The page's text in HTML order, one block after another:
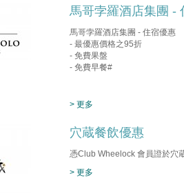
馬哥孛羅酒店集團 -
馬哥孛羅酒店集團 - 住宿優惠
- 最優惠價格之95折
- 免費果盤
- 免費早餐#
> 更多
穴蔵餐飲優惠
憑Club Wheelock 會員證於穴
> 更多